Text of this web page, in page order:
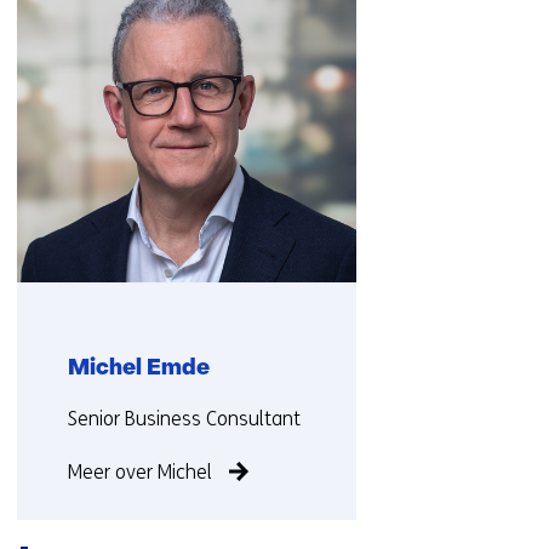
(Neem
met
ons
op)
Michel Emde
Functie:
Senior Business Consultant
Meer over Michel